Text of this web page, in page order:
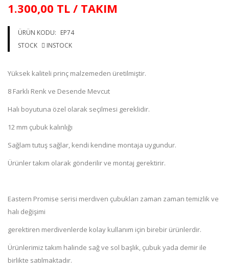
1.300,00 TL / TAKIM
ÜRÜN KODU: EP74
STOCK
INSTOCK
Yüksek kaliteli prinç malzemeden üretilmiştir.
8 Farklı Renk ve Desende Mevcut
Halı boyutuna özel olarak seçilmesi gereklidir.
12 mm çubuk kalınlığı
Sağlam tutuş sağlar, kendi kendine montaja uygundur.
Ürünler takım olarak gönderilir ve montaj gerektirir.
Eastern Promise serisi merdiven çubukları zaman zaman temizlik ve
halı değişimi
gerektiren merdivenlerde kolay kullanım için birebir ürünlerdir.
Ürünlerimiz takım halinde sağ ve sol başlık, çubuk yada demir ile
birlikte satılmaktadır.